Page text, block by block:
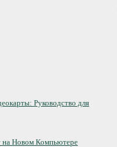
Руководство для
на Новом Компьютере